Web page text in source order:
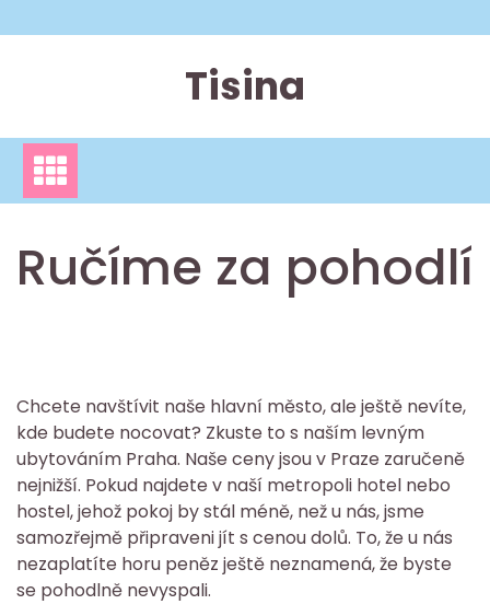
to
Tisina
Ručíme za pohodlí
Chcete navštívit naše hlavní město, ale ještě nevíte,
kde budete nocovat? Zkuste to s naším levným
ubytováním Praha. Naše ceny jsou v Praze zaručeně
nejnižší. Pokud najdete v naší metropoli hotel nebo
hostel, jehož pokoj by stál méně, než u nás, jsme
samozřejmě připraveni jít s cenou dolů. To, že u nás
nezaplatíte horu peněz ještě neznamená, že byste
se pohodlně nevyspali.